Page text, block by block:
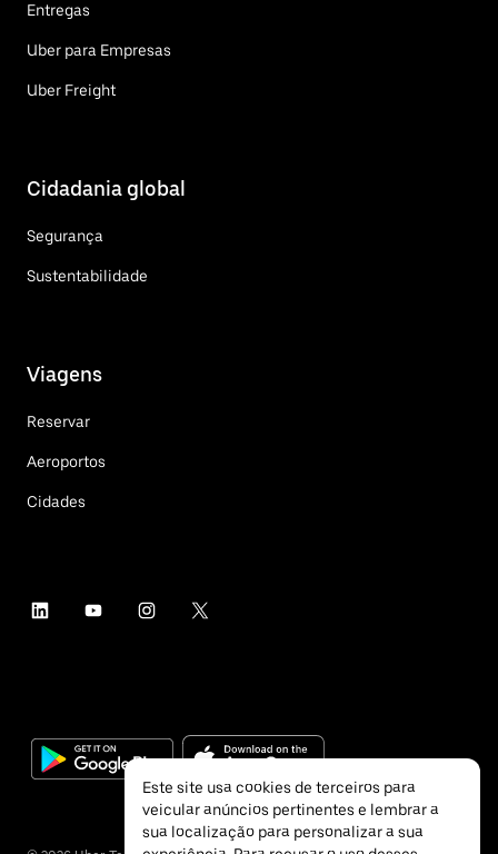
Entregas
Uber para Empresas
Uber Freight
Cidadania global
Segurança
Sustentabilidade
Viagens
Reservar
Aeroportos
Cidades
Este site usa cookies de terceiros para
veicular anúncios pertinentes e lembrar a
sua localização para personalizar a sua